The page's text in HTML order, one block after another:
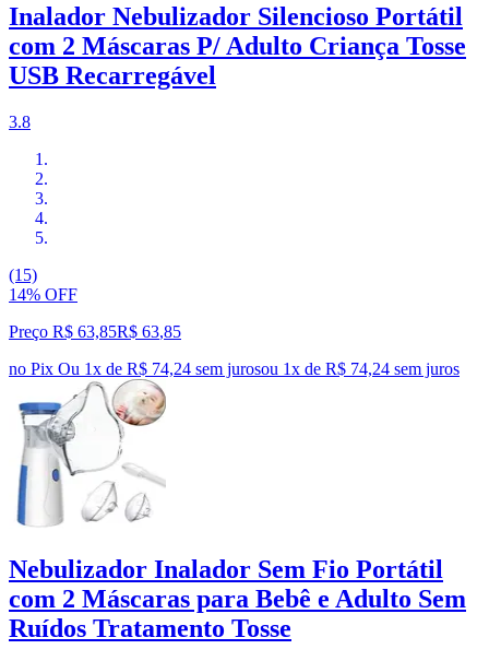
Inalador Nebulizador Silencioso Portátil
com 2 Máscaras P/ Adulto Criança Tosse
USB Recarregável
3.8
(15)
14% OFF
Preço R$ 63,85R$ 63,85
no Pix Ou 1x de R$ 74,24 sem jurosou 1x de R$ 74,24 sem juros
Nebulizador Inalador Sem Fio Portátil
com 2 Máscaras para Bebê e Adulto Sem
Ruídos Tratamento Tosse